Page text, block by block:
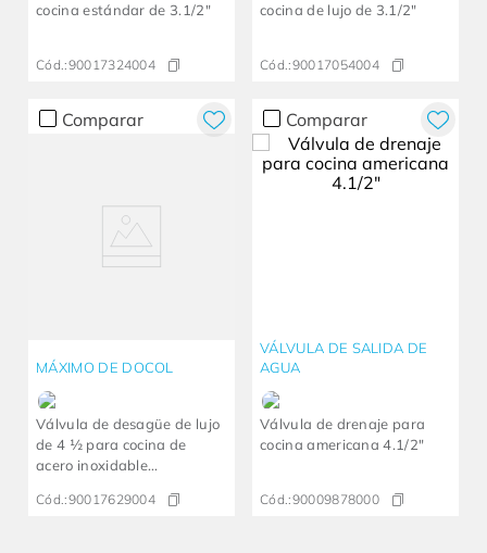
cocina estándar de 3.1/2"
Cód.:90017324004
cocina de lujo de 3.1/2"
Cód.:90017054004
Comparar
MÁXIMO DE DOCOL
Válvula de desagüe de lujo
de 4 ½ para cocina de
acero inoxidable
Cód.:90017629004
Comparar
VÁLVULA DE SALIDA DE
AGUA
Válvula de drenaje para
cocina americana 4.1/2"
Cód.:90009878000